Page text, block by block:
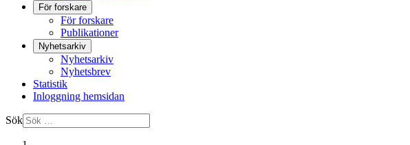
För forskare
För forskare
Publikationer
Nyhetsarkiv
Nyhetsarkiv
Nyhetsbrev
Statistik
Inloggning hemsidan
Sök